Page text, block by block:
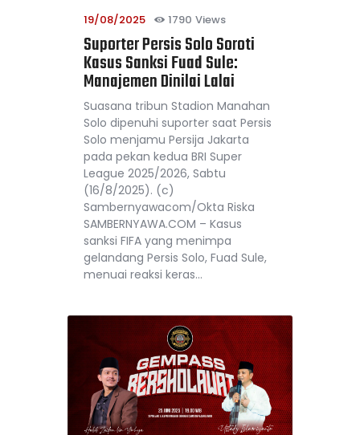
19/08/2025 1790 Views
Suporter Persis Solo Soroti
Kasus Sanksi Fuad Sule:
Manajemen Dinilai Lalai
Suasana tribun Stadion Manahan
Solo dipenuhi suporter saat Persis
Solo menjamu Persija Jakarta
pada pekan kedua BRI Super
League 2025/2026, Sabtu
(16/8/2025). (c)
Sambernyawacom/Okta Riska
SAMBERNYAWA.COM – Kasus
sanksi FIFA yang menimpa
gelandang Persis Solo, Fuad Sule,
menuai reaksi keras…